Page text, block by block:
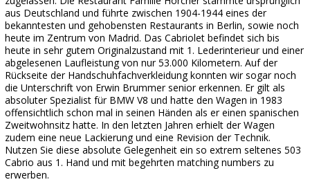
aus Deutschland und führte zwischen 1904-1944 eines der
bekanntesten und gehobensten Restaurants in Berlin, sowie noch
heute im Zentrum von Madrid. Das Cabriolet befindet sich bis
heute in sehr gutem Originalzustand mit 1. Lederinterieur und einer
abgelesenen Laufleistung von nur 53.000 Kilometern. Auf der
Rückseite der Handschuhfachverkleidung konnten wir sogar noch
die Unterschrift von Erwin Brummer senior erkennen. Er gilt als
absoluter Spezialist für BMW V8 und hatte den Wagen in 1983
offensichtlich schon mal in seinen Händen als er einen spanischen
Zweitwohnsitz hatte. In den letzten Jahren erhielt der Wagen
zudem eine neue Lackierung und eine Revision der Technik.
Nutzen Sie diese absolute Gelegenheit ein so extrem seltenes 503
Cabrio aus 1. Hand und mit begehrten matching numbers zu
erwerben.